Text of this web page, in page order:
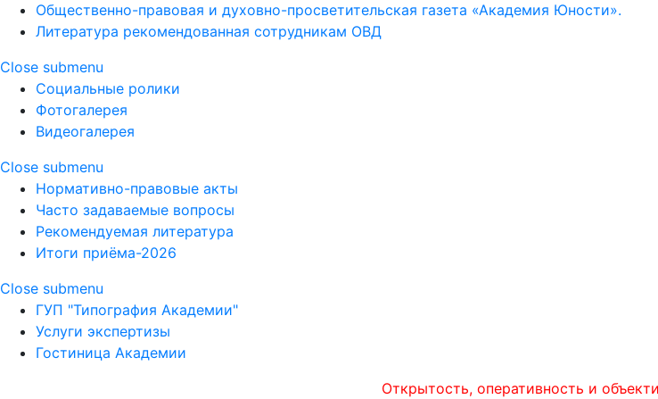
Общественно-правовая и духовно-просветительская газета «Академия Юности».
Литература рекомендованная сотрудникам ОВД
Close submenu
Социальные ролики
Фотогалерея
Видеогалерея
Close submenu
Нормативно-правовые акты
Часто задаваемые вопросы
Рекомендуемая литература
Итоги приёма-2026
Close submenu
ГУП "Типография Академии"
Услуги экспертизы
Гостиница Академии
Открытость, оперативность и объективность